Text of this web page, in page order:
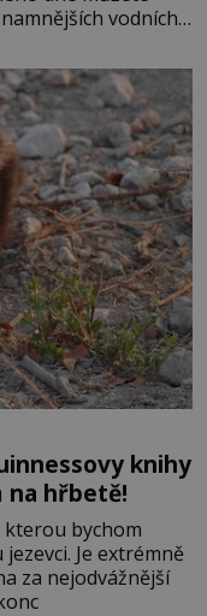
vodních
památek ve
knihy
na hřbetě!
kterou bychom
Je extrémně
za nejodvážnější